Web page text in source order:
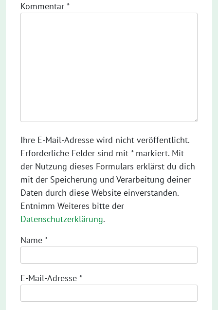
Kommentar *
Ihre E-Mail-Adresse wird nicht veröffentlicht.
Erforderliche Felder sind mit * markiert. Mit
der Nutzung dieses Formulars erklärst du dich
mit der Speicherung und Verarbeitung deiner
Daten durch diese Website einverstanden.
Entnimm Weiteres bitte der
Datenschutzerklärung.
Name *
E-Mail-Adresse *